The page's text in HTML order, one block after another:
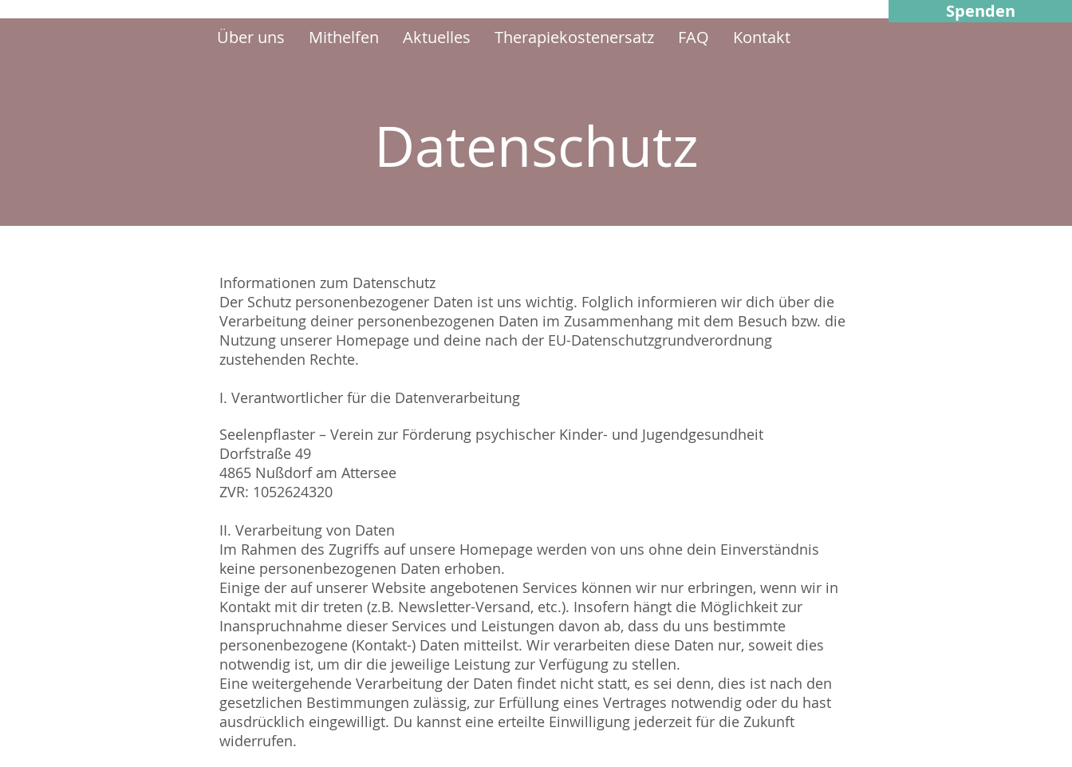
Spenden
Über uns
Mithelfen Aktuelles Therapiekostenersatz FAQ Kontakt
Datenschutz
Informationen zum Datenschutz
Der Schutz personenbezogener Daten ist uns wichtig. Folglich informieren wir dich über die
Verarbeitung deiner personenbezogenen Daten im Zusammenhang mit dem Besuch bzw. die
Nutzung unserer Homepage und deine nach der EU-Datenschutzgrundverordnung
zustehenden Rechte.
I. Verantwortlicher für die Datenverarbeitung
Seelenpflaster – Verein zur Förderung psychischer Kinder- und Jugendgesundheit
Dorfstraße 49
4865 Nußdorf am Attersee
ZVR: 1052624320
II. Verarbeitung von Daten
Im Rahmen des Zugriffs auf unsere Homepage werden von uns ohne dein Einverständnis
keine personenbezogenen Daten erhoben.
Einige der auf unserer Website angebotenen Services können wir nur erbringen, wenn wir in
Kontakt mit dir treten (z.B. Newsletter-Versand, etc.). Insofern hängt die Möglichkeit zur
Inanspruchnahme dieser Services und Leistungen davon ab, dass du uns bestimmte
personenbezogene (Kontakt-) Daten mitteilst. Wir verarbeiten diese Daten nur, soweit dies
notwendig ist, um dir die jeweilige Leistung zur Verfügung zu stellen.
Eine weitergehende Verarbeitung der Daten findet nicht statt, es sei denn, dies ist nach den
gesetzlichen Bestimmungen zulässig, zur Erfüllung eines Vertrages notwendig oder du hast
ausdrücklich eingewilligt. Du kannst eine erteilte Einwilligung jederzeit für die Zukunft
widerrufen.